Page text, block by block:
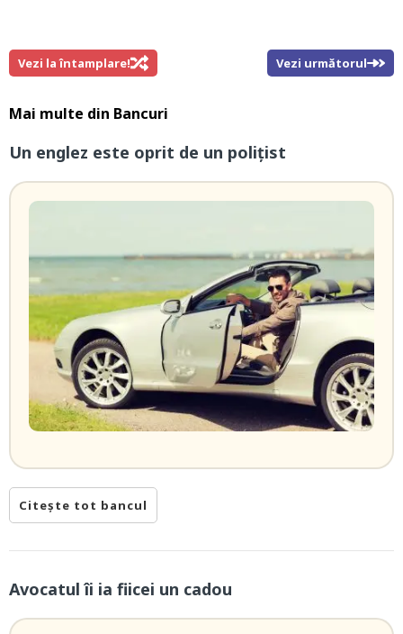
Vezi la întamplare! Vezi următorul
Mai multe din Bancuri
Un englez este oprit de un polițist
Citește tot bancul
Avocatul îi ia fiicei un cadou